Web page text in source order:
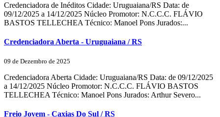
Credenciadora de Inéditos Cidade: Uruguaiana/RS Data: de
09/12/2025 a 14/12/2025 Núcleo Promotor: N.C.C.C. FLÁVIO
BASTOS TELLECHEA Técnico: Manoel Pons Jurados:...
Credenciadora Aberta - Uruguaiana / RS
09 de Dezembro de 2025
Credenciadora Aberta Cidade: Uruguaiana/RS Data: de 09/12/2025
a 14/12/2025 Núcleo Promotor: N.C.C.C. FLÁVIO BASTOS
TELLECHEA Técnico: Manoel Pons Jurados: Arthur Severo...
Freio Jovem - Caxias Do Sul / RS